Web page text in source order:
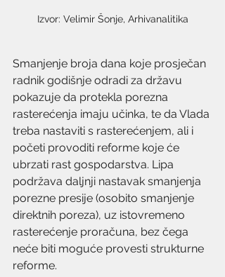
Izvor: Velimir Šonje, Arhivanalitika
Smanjenje broja dana koje prosječan
radnik godišnje odradi za državu
pokazuje da protekla porezna
rasterećenja imaju učinka, te da Vlada
treba nastaviti s rasterećenjem, ali i
početi provoditi reforme koje će
ubrzati rast gospodarstva. Lipa
podržava daljnji nastavak smanjenja
porezne presije (osobito smanjenje
direktnih poreza), uz istovremeno
rasterećenje proračuna, bez čega
neće biti moguće provesti strukturne
reforme.